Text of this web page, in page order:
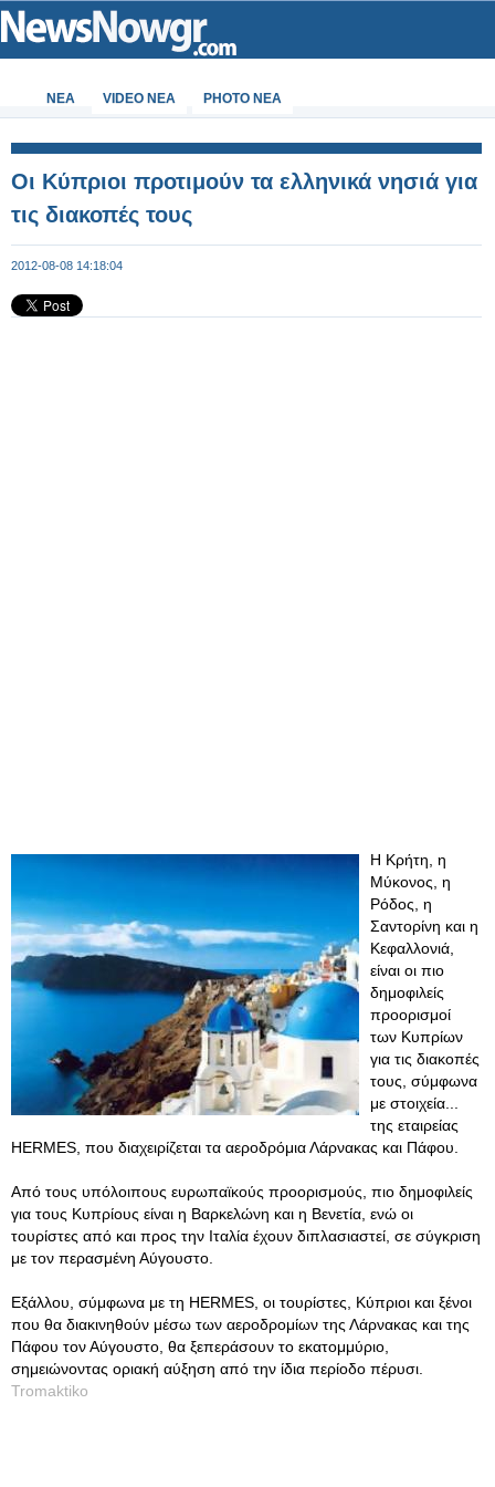
ΝΕΑ VIDEO NEA PHOTO NEA
Οι Κύπριοι προτιμούν τα ελληνικά νησιά για
τις διακοπές τους
2012-08-08 14:18:04
Η Κρήτη, η
Μύκονος, η
Ρόδος, η
Σαντορίνη και η
Κεφαλλονιά,
είναι οι πιο
δημοφιλείς
προορισμοί
των Κυπρίων
για τις διακοπές
τους, σύμφωνα
με στοιχεία...
της εταιρείας
HERMES, που διαχειρίζεται τα αεροδρόμια Λάρνακας και Πάφου.
Από τους υπόλοιπους ευρωπαϊκούς προορισμούς, πιο δημοφιλείς
για τους Κυπρίους είναι η Βαρκελώνη και η Βενετία, ενώ οι
τουρίστες από και προς την Ιταλία έχουν διπλασιαστεί, σε σύγκριση
με τον περασμένη Αύγουστο.
Εξάλλου, σύμφωνα με τη HERMES, οι τουρίστες, Κύπριοι και ξένοι
που θα διακινηθούν μέσω των αεροδρομίων της Λάρνακας και της
Πάφου τον Αύγουστο, θα ξεπεράσουν το εκατομμύριο,
σημειώνοντας οριακή αύξηση από την ίδια περίοδο πέρυσι.
Tromaktiko